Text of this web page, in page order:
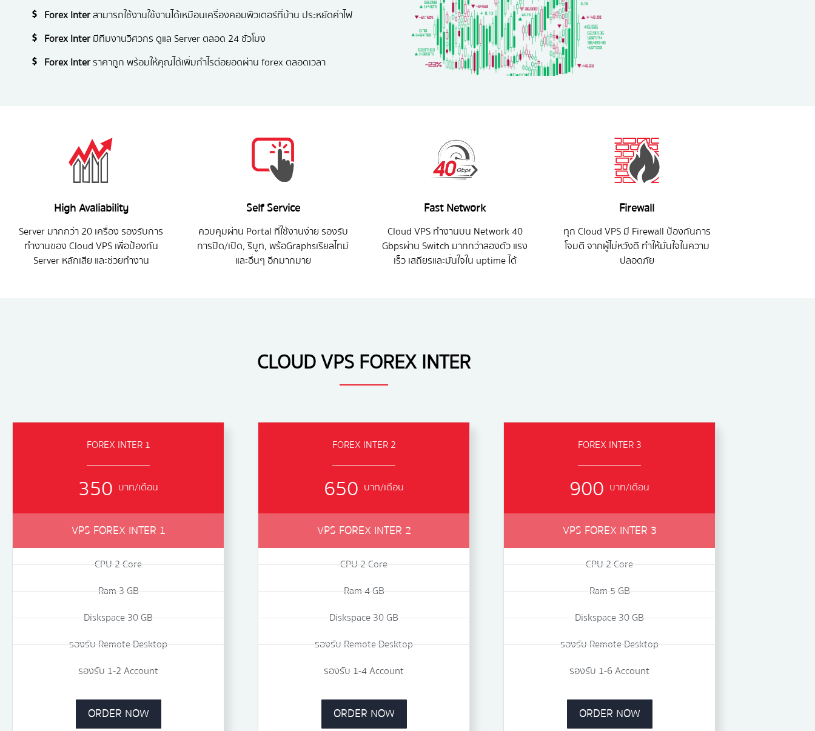
Forex Interสามารถใช้งานใช้งานได้เหมือนเครื่องคอมพิวเตอร์ที่บ้าน ประหยัดค่าไฟ
Forex Interมีทีมงานวิศวกร ดูแล Server ตลอด 24 ชั่วโมง
Forex Interราคาถูก พร้อมให้คุณได้เพิ่มกำไรต่อยอดผ่าน forex ตลอดเวลา
High Avaliability
Server มากกว่า 20 เครื่อง รองรับการ
ทำงานของ Cloud VPS เพื่อป้องกัน
Server หลักเสีย และช่วยทำงาน
Self Service
ควบคุมผ่าน Portal ที่ใช้งานง่าย รองรับ
การปิด/เปิด, รีบูท, พร้อGraphsเรียลไทม์
และอื่นๆ อีกมากมาย
Fast Network
Cloud VPS ทำงานบน Network 40
Gbpsผ่าน Switch มากกว่าสองตัว แรง
เร็ว เสถียรและมั่นใจใน uptime ได้
Firewall
ทุก Cloud VPS มี Firewall ป้องกันการ
โจมตี จากผู้ไม่หวังดี ทำให้มั่นใจในความ
ปลอดภัย
CLOUD VPS FOREX INTER
FOREX INTER 1
350 บาท/เดือน
VPS FOREX INTER 1
CPU 2 Core
Ram 3 GB
Diskspace 30 GB
รองรับ Remote Desktop
รองรับ 1-2 Account
ORDER NOW
FOREX INTER 2
650 บาท/เดือน
VPS FOREX INTER 2
CPU 2 Core
Ram 4 GB
Diskspace 30 GB
รองรับ Remote Desktop
รองรับ 1-4 Account
ORDER NOW
FOREX INTER 3
900 บาท/เดือน
VPS FOREX INTER 3
CPU 2 Core
Ram 5 GB
Diskspace 30 GB
รองรับ Remote Desktop
รองรับ 1-6 Account
ORDER NOW